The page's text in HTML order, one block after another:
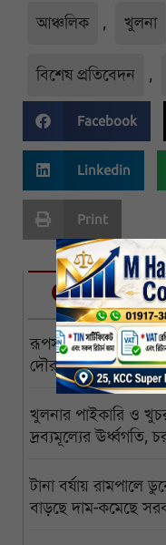
আঞ্চলিক , খুলনা
বিশেষ প্রতিবেদন ,
Facebook
Linkedin
Print
নির্বাচিত
রূপসায় মৎস্য
দৌরাত্ম্যে অসহায়
খুলনার পাইকারি ও
দ্রব্যমূল্যের ঊর্ধ্বগতি,
টানা বর্ষায় রামপালে
বাড়ছে দাম-কমেছে